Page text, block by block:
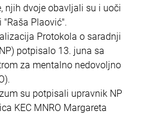
njih dvoje obavljali su i uoči
"Raša Plaović".
Protokola o saradnji
potpisalo 13. juna sa
za mentalno nedovoljno
su potpisali upravnik NP
KEC MNRO Margareta